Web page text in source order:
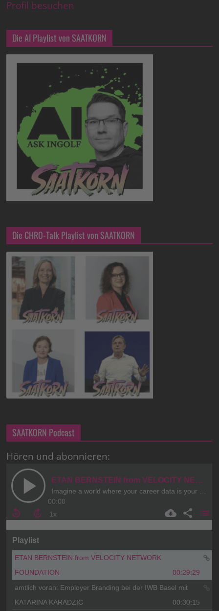
Profil besuchen
Die AI Playlist von SAATKORN
Die CHRO-Talk Playlist von SAATKORN
SAATKORN Podcast
Hören und abonnieren: